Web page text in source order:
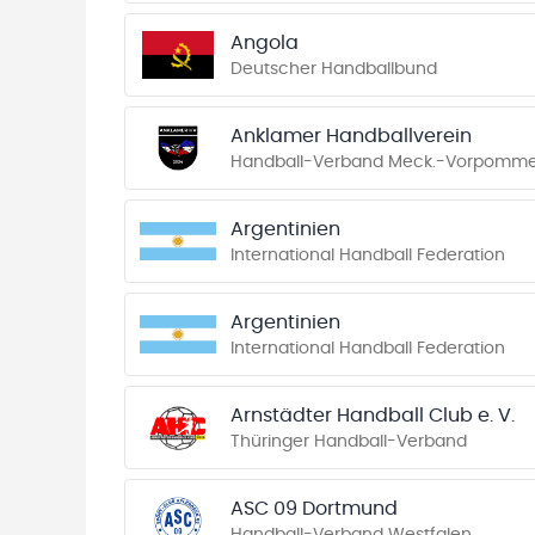
Angola
Deutscher Handballbund
Anklamer Handballverein
Handball-Verband Meck.-
Argentinien
International Handball Federation
Argentinien
International Handball Federation
Arnstädter Handball Club e. V.
Thüringer Handball-Verband
ASC 09 Dortmund